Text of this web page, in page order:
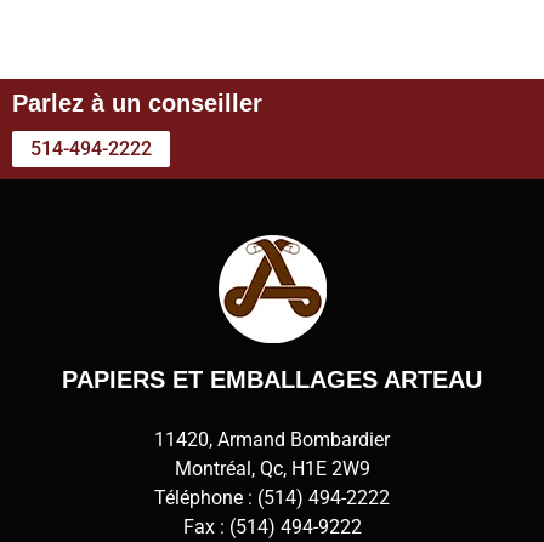
Parlez à un conseiller
514-494-2222
PAPIERS ET EMBALLAGES ARTEAU
11420, Armand Bombardier
Montréal, Qc, H1E 2W9
Téléphone : (514) 494-2222
Fax : (514) 494-9222